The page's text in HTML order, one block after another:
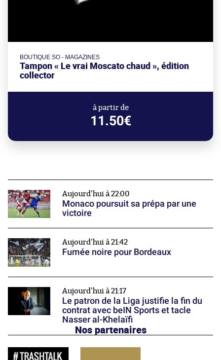
BOUTIQUE SO - MAGAZINES
Tampon « Le vrai Moscato chaud », édition
collector
à partir de
11.50€
Aujourd'hui à 22:00
Monaco poursuit sa prépa par une
victoire
Aujourd'hui à 21:42
Fumée noire pour Bordeaux
Aujourd'hui à 21:17
Le patron de la Liga justifie la fin du
contrat avec beIN Sports et tacle
Nasser al-Khelaïfi
Nos partenaires